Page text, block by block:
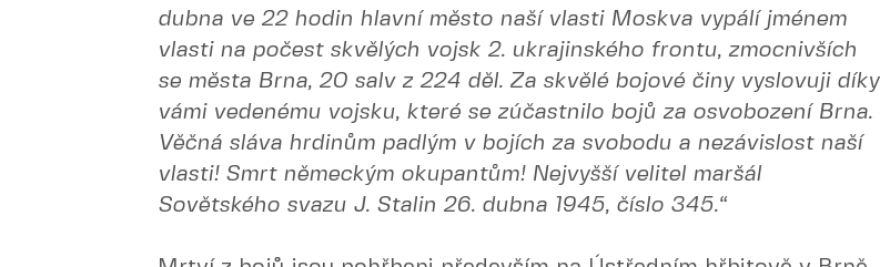
dubna ve 22 hodin hlavní město naší vlasti Moskva vypálí jménem
vlasti na počest skvělých vojsk 2. ukrajinského frontu, zmocnivších
se města Brna, 20 salv z 224 děl. Za skvělé bojové činy vyslovuji díky
vámi vedenému vojsku, které se zúčastnilo bojů za osvobození Brna.
Věčná sláva hrdinům padlým v bojích za svobodu a nezávislost naší
vlasti! Smrt německým okupantům! Nejvyšší velitel maršál
Sovětského svazu J. Stalin 26. dubna 1945, číslo 345.“